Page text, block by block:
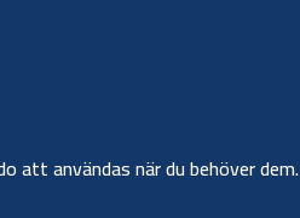
att användas när du behöver dem.